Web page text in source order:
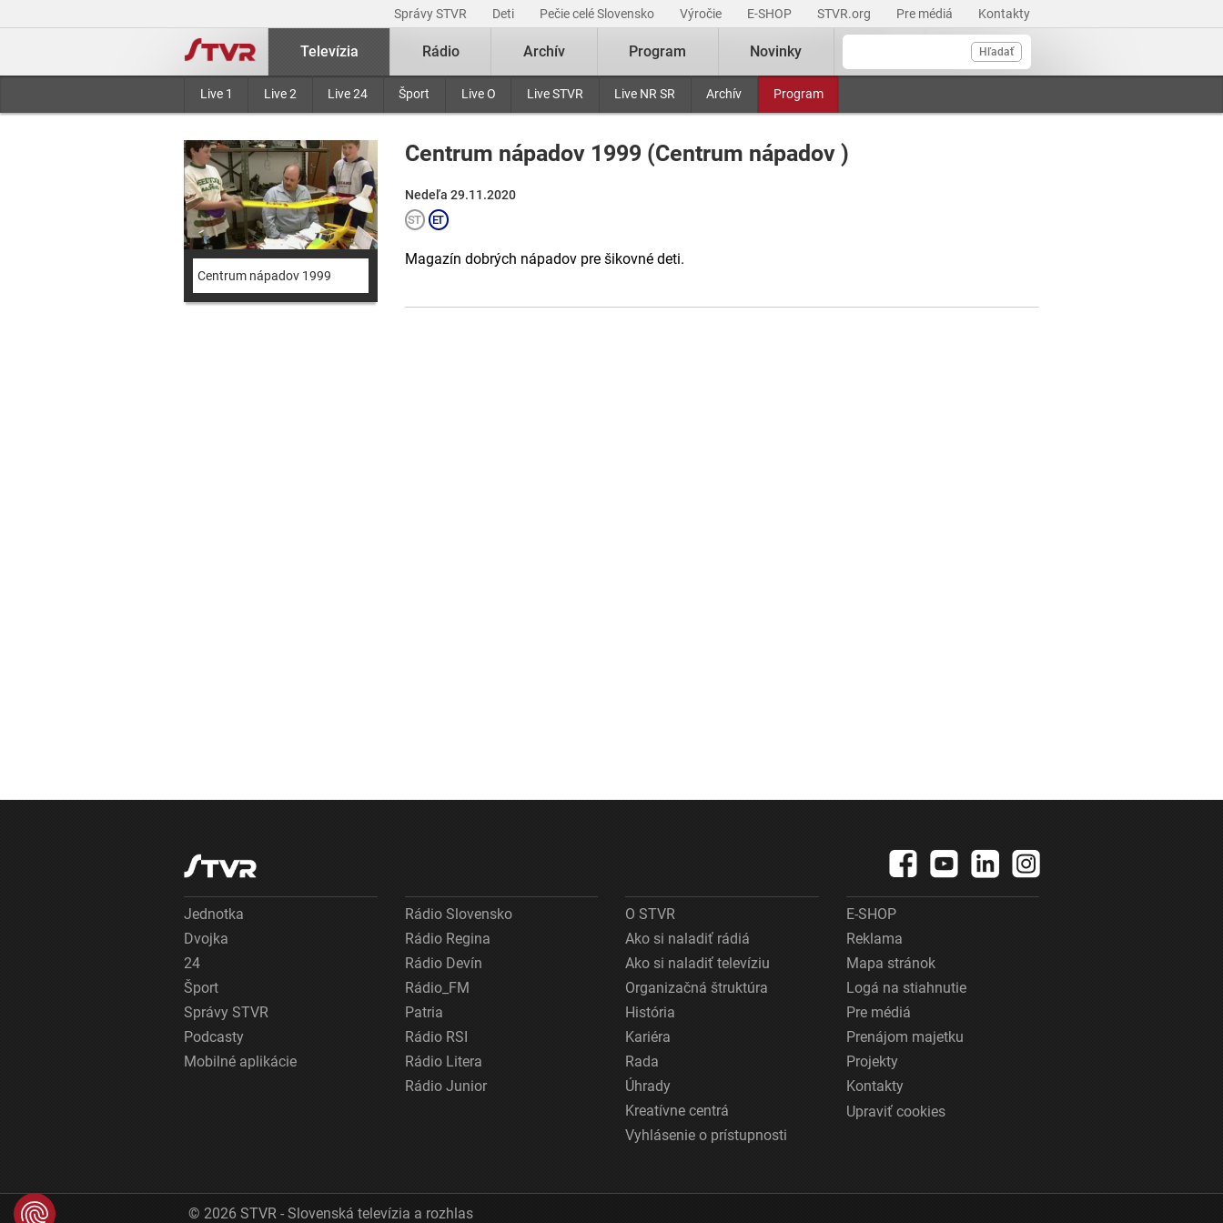
Správy STVR Deti Pečie celé Slovensko Výročie E-SHOP STVR.org Pre médiá Kontakty
Hľadať
Televízia
Live 1 Live 2 Live 24 Šport Live O Live STVR Live NR SR Archív Program
Rádio Archív Program Novinky
Centrum nápadov 1999
Centrum nápadov 1999 (Centrum nápadov )
Nedeľa 29.11.2020
Magazín dobrých nápadov pre šikovné deti.
Jednotka
Dvojka
24
Šport
Správy STVR
Podcasty
Mobilné aplikácie
Rádio Slovensko
Rádio Regina
Rádio Devín
Rádio_FM
Patria
Rádio RSI
Rádio Litera
Rádio Junior
O STVR
Ako si naladiť rádiá
Ako si naladiť televíziu
Organizačná štruktúra
História
Kariéra
Rada
Úhrady
Kreatívne centrá
Vyhlásenie o prístupnosti
E-SHOP
Reklama
Mapa stránok
Logá na stiahnutie
Pre médiá
Prenájom majetku
Projekty
Kontakty
Upraviť cookies
© 2026 STVR - Slovenská televízia a rozhlas